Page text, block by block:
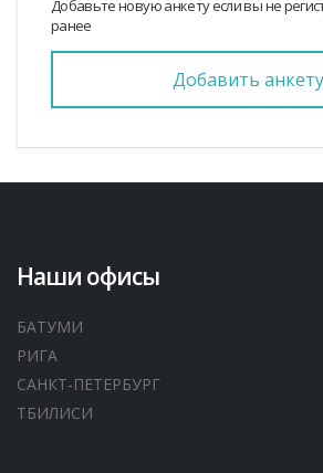
Добавьте новую анкету если вы не
ранее
Добавить анкету
Наши офисы
БАТУМИ
РИГА
САНКТ-ПЕТЕРБУРГ
ТБИЛИСИ